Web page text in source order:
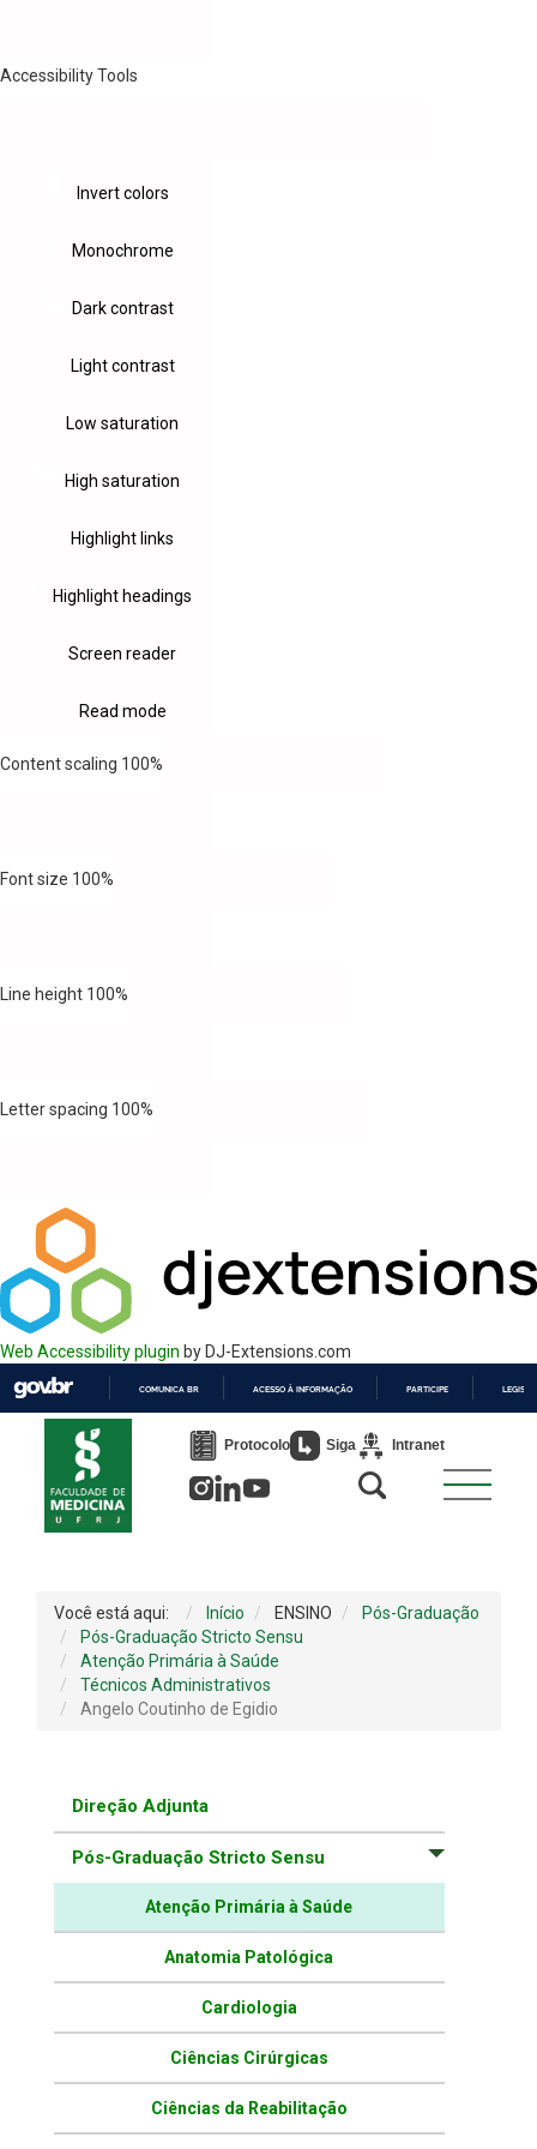
Accessibility Tools
Invert colors
Monochrome
Dark contrast
Light contrast
Low saturation
High saturation
Highlight links
Highlight headings
Screen reader
Read mode
Content scaling 100%
Font size 100%
Line height 100%
Letter spacing 100%
Web Accessibility plugin by DJ-Extensions.com
PARA
COMUNICA BR ACESSO À INFORMAÇÃO PARTICIPE
Protocolo Siga Intranet
Você está aqui: Início ENSINO
Pós-Graduação
Pós-Graduação Stricto Sensu
Atenção Primária à Saúde
Técnicos Administrativos
Angelo Coutinho de Egidio
Direção Adjunta
Pós-Graduação Stricto Sensu
Atenção Primária à Saúde
Anatomia Patológica
Cardiologia
Ciências Cirúrgicas
Ciências da Reabilitação